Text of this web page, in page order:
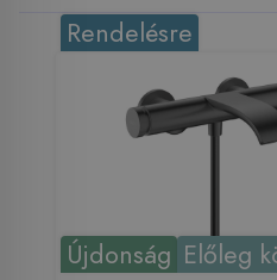
Újdonság Előleg
Rendelésre